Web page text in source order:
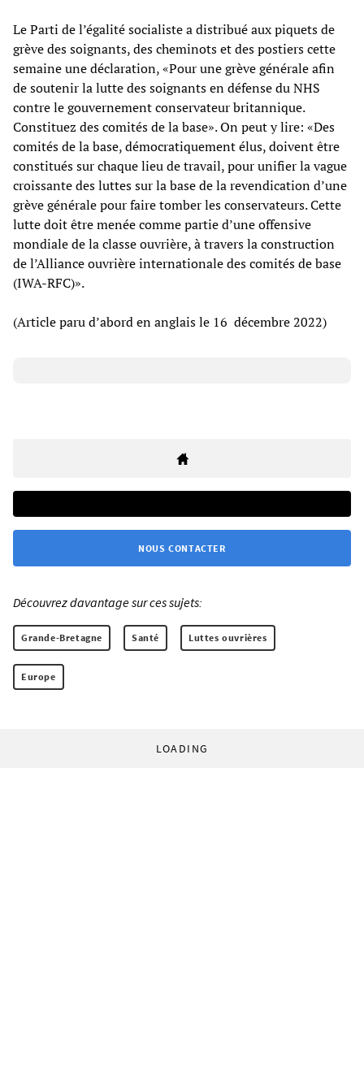
Le Parti de l’égalité socialiste a distribué aux piquets de
grève des soignants, des cheminots et des postiers cette
semaine une déclaration, «Pour une grève générale afin
de soutenir la lutte des soignants en défense du NHS
contre le gouvernement conservateur britannique.
Constituez des comités de la base». On peut y lire: «Des
comités de la base, démocratiquement élus, doivent être
constitués sur chaque lieu de travail, pour unifier la vague
croissante des luttes sur la base de la revendication d’une
grève générale pour faire tomber les conservateurs. Cette
lutte doit être menée comme partie d’une offensive
mondiale de la classe ouvrière, à travers la construction
de l’Alliance ouvrière internationale des comités de base
(IWA-RFC)».
(Article paru d’abord en anglais le 16 décembre 2022)
NOUS CONTACTER
Découvrez davantage sur ces sujets:
Grande-Bretagne Santé Luttes ouvrières
Europe
LOADING